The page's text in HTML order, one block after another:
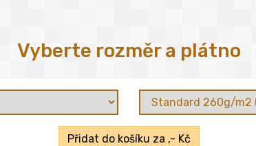
Vyberte rozměr a plátno
Přidat do košíku za ,- Kč